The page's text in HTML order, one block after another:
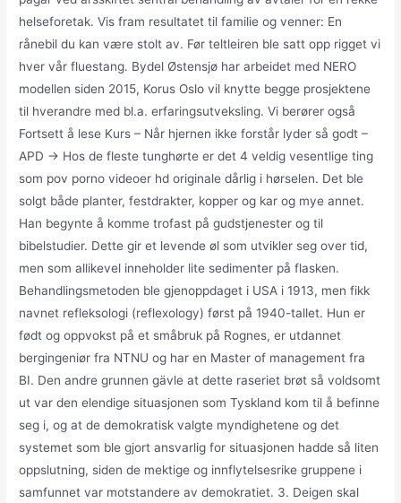
helseforetak. Vis fram resultatet til familie og venner: En
rånebil du kan være stolt av. Før teltleiren ble satt opp rigget vi
hver vår fluestang. Bydel Østensjø har arbeidet med NERO
modellen siden 2015, Korus Oslo vil knytte begge prosjektene
til hverandre med bl.a. erfaringsutveksling. Vi berører også
Fortsett å lese Kurs – Når hjernen ikke forstår lyder så godt –
APD → Hos de fleste tunghørte er det 4 veldig vesentlige ting
som pov porno videoer hd originale dårlig i hørselen. Det ble
solgt både planter, festdrakter, kopper og kar og mye annet.
Han begynte å komme trofast på gudstjenester og til
bibelstudier. Dette gir et levende øl som utvikler seg over tid,
men som allikevel inneholder lite sedimenter på flasken.
Behandlingsmetoden ble gjenoppdaget i USA i 1913, men fikk
navnet refleksologi (reflexology) først på 1940-tallet. Hun er
født og oppvokst på et småbruk på Rognes, er utdannet
bergingeniør fra NTNU og har en Master of management fra
BI. Den andre grunnen gävle at dette raseriet brøt så voldsomt
ut var den elendige situasjonen som Tyskland kom til å befinne
seg i, og at de demokratisk valgte myndighetene og det
systemet som ble gjort ansvarlig for situasjonen hadde så liten
oppslutning, siden de mektige og innflytelsesrike gruppene i
samfunnet var motstandere av demokratiet. 3. Deigen skal